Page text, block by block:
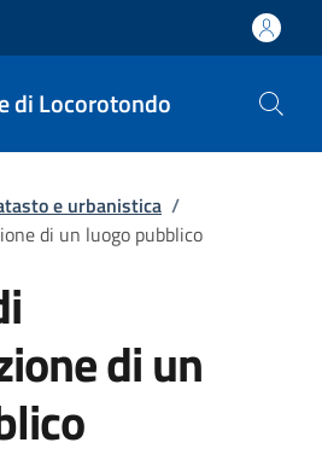
di Locorotondo
e urbanistica /
di un luogo pubblico
di un